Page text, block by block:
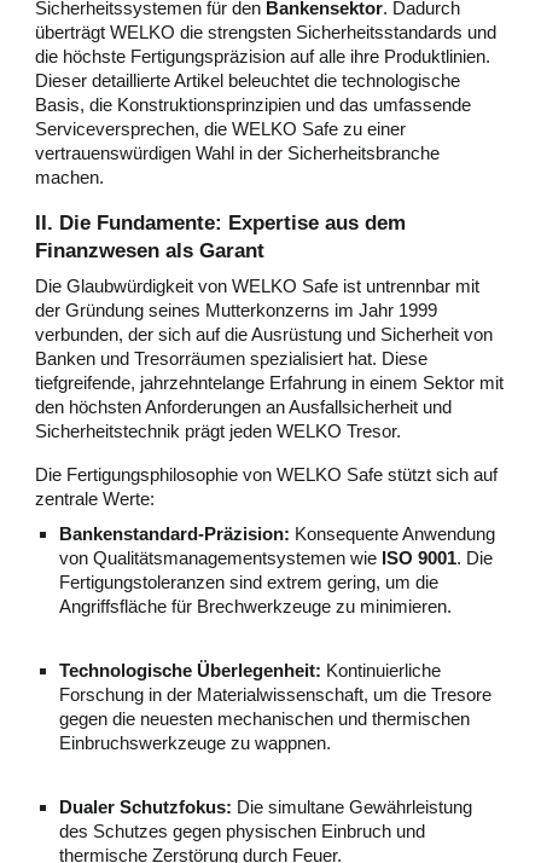
Sicherheitssystemen für den Bankensektor. Dadurch
überträgt WELKO die strengsten Sicherheitsstandards und
die höchste Fertigungspräzision auf alle ihre Produktlinien.
Dieser detaillierte Artikel beleuchtet die technologische
Basis, die Konstruktionsprinzipien und das umfassende
Serviceversprechen, die WELKO Safe zu einer
vertrauenswürdigen Wahl in der Sicherheitsbranche
machen.
II. Die Fundamente: Expertise aus dem
Finanzwesen als Garant
Die Glaubwürdigkeit von WELKO Safe ist untrennbar mit
der Gründung seines Mutterkonzerns im Jahr 1999
verbunden, der sich auf die Ausrüstung und Sicherheit von
Banken und Tresorräumen spezialisiert hat. Diese
tiefgreifende, jahrzehntelange Erfahrung in einem Sektor mit
den höchsten Anforderungen an Ausfallsicherheit und
Sicherheitstechnik prägt jeden WELKO Tresor.
Die Fertigungsphilosophie von WELKO Safe stützt sich auf
zentrale Werte:
Bankenstandard-Präzision: Konsequente Anwendung
von Qualitätsmanagementsystemen wie ISO 9001. Die
Fertigungstoleranzen sind extrem gering, um die
Angriffsfläche für Brechwerkzeuge zu minimieren.
Technologische Überlegenheit: Kontinuierliche
Forschung in der Materialwissenschaft, um die Tresore
gegen die neuesten mechanischen und thermischen
Einbruchswerkzeuge zu wappnen.
Dualer Schutzfokus: Die simultane Gewährleistung
des Schutzes gegen physischen Einbruch und
thermische Zerstörung durch Feuer.